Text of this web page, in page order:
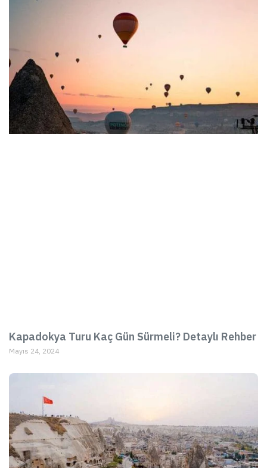
Kapadokya Turu Kaç Gün Sürmeli? Detaylı Rehber
Mayıs 24, 2024